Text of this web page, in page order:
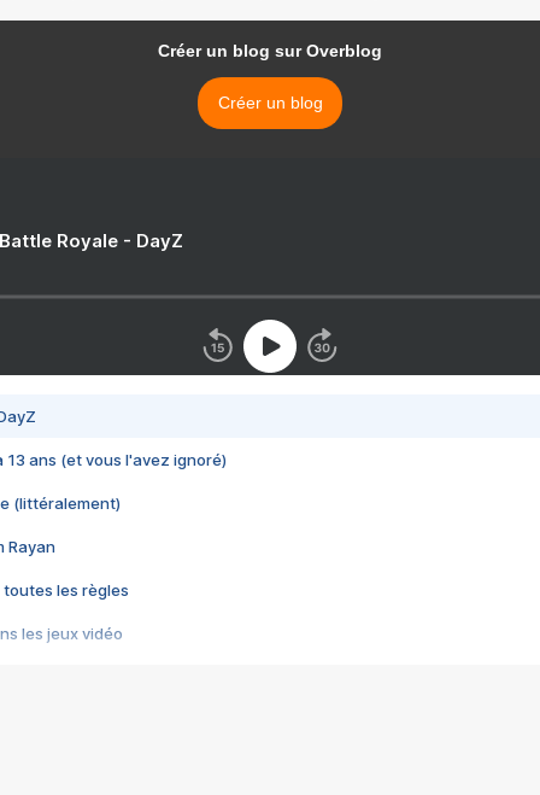
Créer un blog sur Overblog
Créer un blog
Royale - DayZ
13 ans (et vous l'avez ignoré)
(littéralement)
Rayan
toutes les règles
les jeux vidéo